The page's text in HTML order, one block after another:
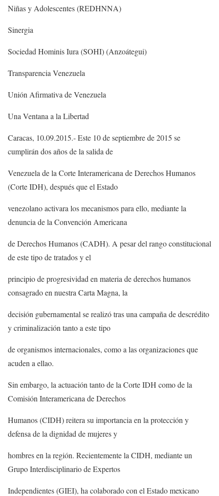
Niñas y Adolescentes (REDHNNA)
Sinergia
Sociedad Hominis Iura (SOHI) (Anzoátegui)
Transparencia Venezuela
Unión Afirmativa de Venezuela
Una Ventana a la Libertad
Caracas, 10.09.2015.- Este 10 de septiembre de 2015 se
cumplirán dos años de la salida de
Venezuela de la Corte Interamericana de Derechos Humanos
(Corte IDH), después que el Estado
venezolano activara los mecanismos para ello, mediante la
denuncia de la Convención Americana
de Derechos Humanos (CADH). A pesar del rango constitucional
de este tipo de tratados y el
principio de progresividad en materia de derechos humanos
consagrado en nuestra Carta Magna, la
decisión gubernamental se realizó tras una campaña de descrédito
y criminalización tanto a este tipo
de organismos internacionales, como a las organizaciones que
acuden a ellao.
Sin embargo, la actuación tanto de la Corte IDH como de la
Comisión Interamericana de Derechos
Humanos (CIDH) reitera su importancia en la protección y
defensa de la dignidad de mujeres y
hombres en la región. Recientemente la CIDH, mediante un
Grupo Interdisciplinario de Expertos
Independientes (GIEI), ha colaborado con el Estado mexicano